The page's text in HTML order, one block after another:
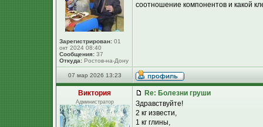
Зарегистрирован: 01
окт 2024 08:40
Сообщения: 37
Откуда: Ростов-на-Дону
соотношение компонентов и какой
07 мар 2026 13:23
Виктория
Администратор
Re: Болезни груши
Здравствуйте!
2 кг извести,
1 кг глины,